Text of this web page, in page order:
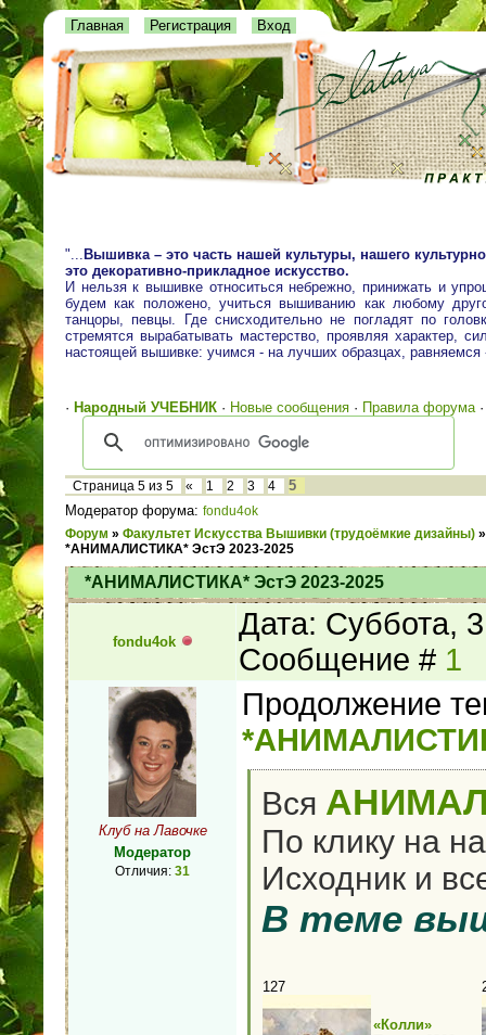
Главная Регистрация Вход
"... Вышивка – это часть нашей культуры, нашего
это декоративно-прикладное искусство.
И нельзя к вышивке относиться небрежно, принижать и
будем как положено, учиться вышиванию как любому
танцоры, певцы. Где снисходительно не погладят по
стремятся вырабатывать мастерство, проявляя характер,
настоящей вышивке: учимся - на лучших образцах,
· Народный УЧЕБНИК · Новые сообщения · Правила форума
Страница 5 из 5 « 1 2 3 4
5
Модератор форума: fondu4ok
Форум » Факультет Искусства Вышивки (трудоёмкие дизайны) »
*АНИМАЛИСТИКА* ЭстЭ 2023-2025
*АНИМАЛИСТИКА* ЭстЭ 2023-2025
fondu4ok
Дата: Суббота,
Сообщение # 1
Клуб на Лавочке
Модератор
Отличия: 31
Продолжение
Вся
По клику на
Исходник и
В теме
127
«Колли»